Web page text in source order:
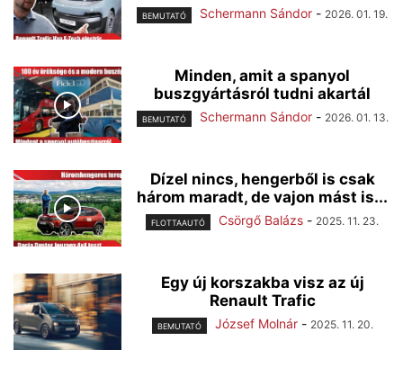
BEMUTATÓ Schermann Sándor - 2026. 01. 19.
Minden, amit a spanyol
buszgyártásról tudni akartál
BEMUTATÓ Schermann Sándor - 2026. 01. 13.
Dízel nincs, hengerből is csak
három maradt, de vajon mást is...
FLOTTAAUTÓ Csörgő Balázs - 2025. 11. 23.
Egy új korszakba visz az új
Renault Trafic
BEMUTATÓ József Molnár - 2025. 11. 20.